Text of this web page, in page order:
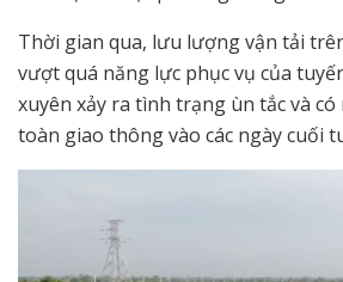
Thời gian qua, lưu lượng vận tải
vượt quá năng lực phục vụ của
xuyên xảy ra tình trạng ùn tắc và có
toàn giao thông vào các ngày cuối